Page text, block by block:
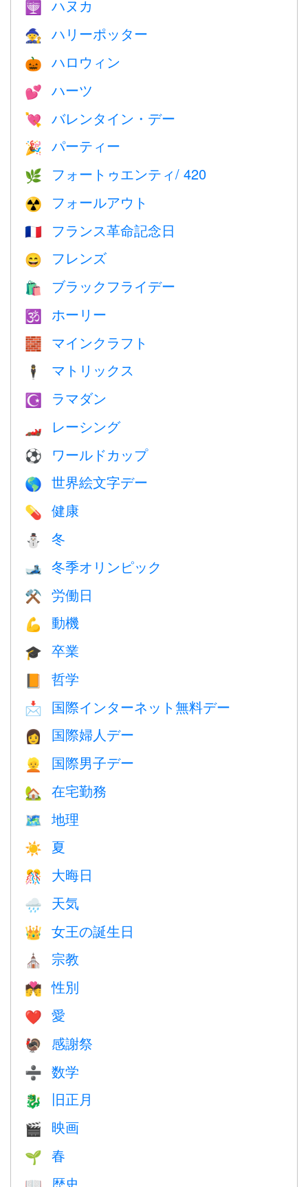
🕎 ハヌカ
🧙 ハリーポッター
🎃 ハロウィン
💕 ハーツ
💘 バレンタイン・デー
🎉 パーティー
🌿 フォートゥエンティ/ 420
☢️ フォールアウト
🇫🇷 フランス革命記念日
😄 フレンズ
🛍 ブラックフライデー
🕉 ホーリー
🧱 マインクラフト
🕴️ マトリックス
☪️ ラマダン
🏎 レーシング
⚽ ワールドカップ
🌎 世界絵文字デー
💊 健康
⛄ 冬
🎿 冬季オリンピック
⚒️ 労働日
💪 動機
🎓 卒業
📙 哲学
📩 国際インターネット無料デー
👩 国際婦人デー
👱 国際男子デー
🏡 在宅勤務
🗺 地理
☀️ 夏
🎊 大晦日
🌧 天気
👑 女王の誕生日
⛪️ 宗教
💏 性別
❤️️ 愛
🦃 感謝祭
➗ 数学
🐉 旧正月
🎬 映画
🌱 春
歴史